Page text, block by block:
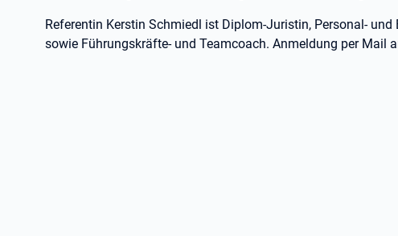
Referentin Kerstin Schmiedl ist Diplom-Juristin, Personal-
sowie Führungskräfte- und Teamcoach. Anmeldung per Mail